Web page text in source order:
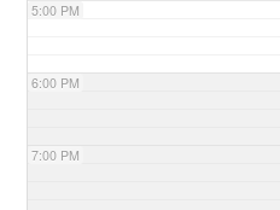
5:00 PM
6:00 PM
7:00 PM